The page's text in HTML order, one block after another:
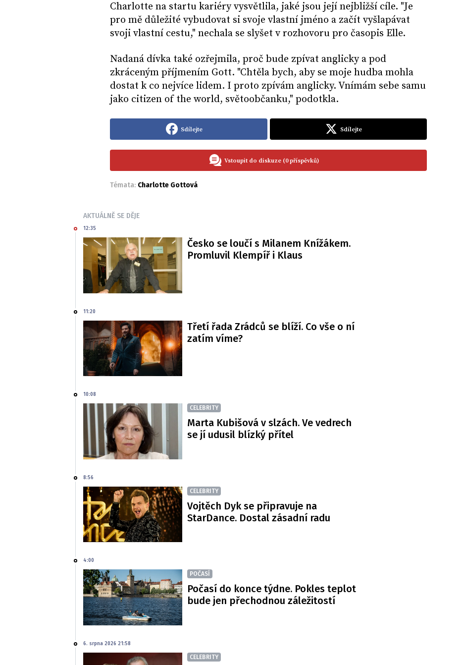
Charlotte na startu kariéry vysvětlila, jaké jsou její nejbližší cíle. "Je
pro mě důležité vybudovat si svoje vlastní jméno a začít vyšlapávat
svoji vlastní cestu," nechala se slyšet v rozhovoru pro časopis Elle.
Nadaná dívka také ozřejmila, proč bude zpívat anglicky a pod
zkráceným příjmením Gott. "Chtěla bych, aby se moje hudba mohla
dostat k co nejvíce lidem. I proto zpívám anglicky. Vnímám sebe samu
jako citizen of the world, světoobčanku," podotkla.
Sdílejte Sdílejte
Vstoupit do diskuze (0 příspěvků)
Témata: Charlotte Gottová
AKTUÁLNĚ SE DĚJE
12:35
Česko se loučí s Milanem Knížákem.
Promluvil Klempíř i Klaus
11:20
Třetí řada Zrádců se blíží. Co vše o ní
zatím víme?
10:08
CELEBRITY
Marta Kubišová v slzách. Ve vedrech
se jí udusil blízký přítel
8:56
CELEBRITY
Vojtěch Dyk se připravuje na
StarDance. Dostal zásadní radu
4:00
POČASÍ
Počasí do konce týdne. Pokles teplot
bude jen přechodnou záležitostí
6. srpna 2026 21:58
CELEBRITY